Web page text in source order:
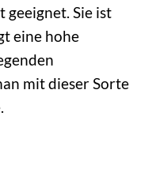
Sie ist
eine hohe
mit dieser Sorte